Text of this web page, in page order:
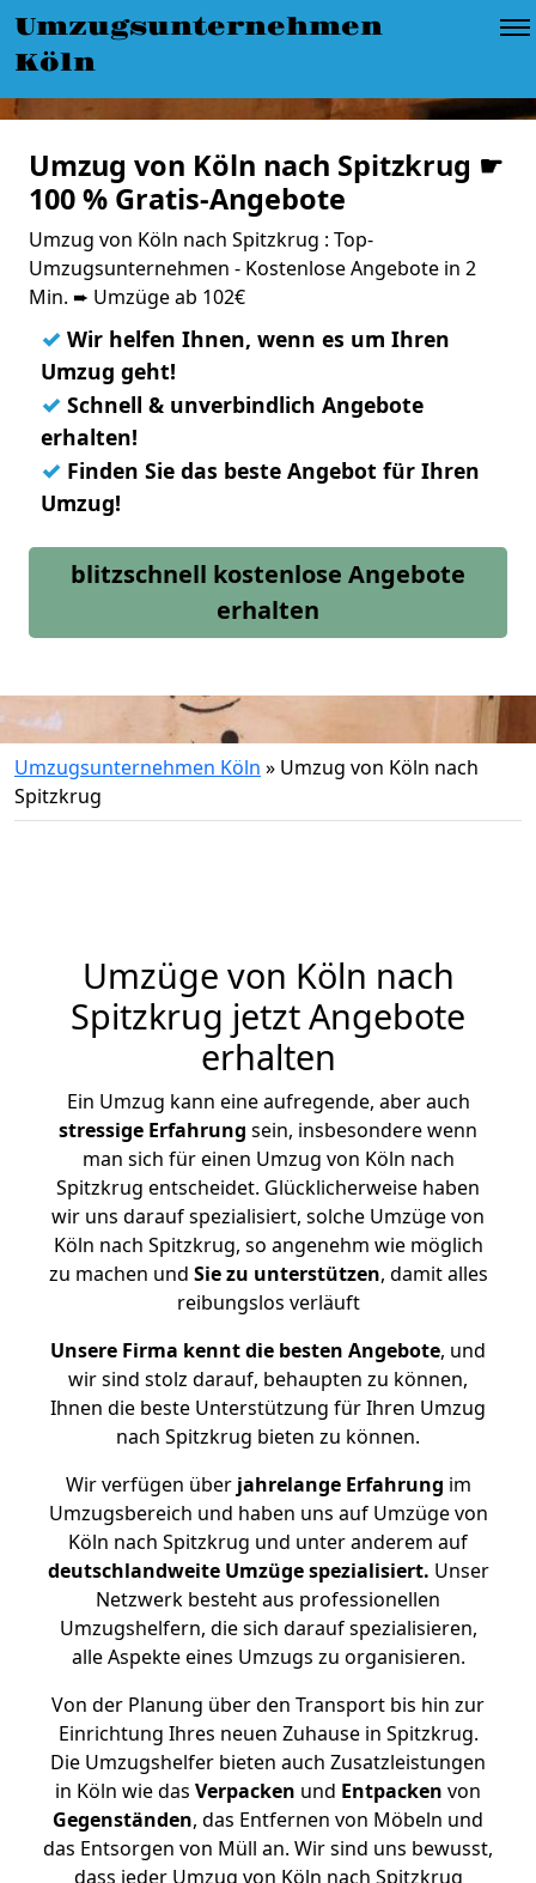
Umzugsunternehmen
Köln
Umzug von Köln nach Spitzkrug ☛
100 % Gratis-Angebote
Umzug von Köln nach Spitzkrug : Top-
Umzugsunternehmen - Kostenlose Angebote in 2
Min. ➨ Umzüge ab 102€
✓ Wir helfen Ihnen, wenn es um Ihren
Umzug geht!
✓ Schnell & unverbindlich Angebote
erhalten!
✓ Finden Sie das beste Angebot für Ihren
Umzug!
blitzschnell kostenlose Angebote
erhalten
Umzugsunternehmen Köln » Umzug von Köln nach
Spitzkrug
Umzüge von Köln nach
Spitzkrug jetzt Angebote
erhalten
Ein Umzug kann eine aufregende, aber auch
stressige Erfahrung sein, insbesondere wenn
man sich für einen Umzug von Köln nach
Spitzkrug entscheidet. Glücklicherweise haben
wir uns darauf spezialisiert, solche Umzüge von
Köln nach Spitzkrug, so angenehm wie möglich
zu machen und Sie zu unterstützen, damit alles
reibungslos verläuft
Unsere Firma kennt die besten Angebote, und
wir sind stolz darauf, behaupten zu können,
Ihnen die beste Unterstützung für Ihren Umzug
nach Spitzkrug bieten zu können.
Wir verfügen überjahrelange Erfahrung im
Umzugsbereich und haben uns auf Umzüge von
Köln nach Spitzkrug und unter anderem auf
deutschlandweite Umzüge spezialisiert. Unser
Netzwerk besteht aus professionellen
Umzugshelfern, die sich darauf spezialisieren,
alle Aspekte eines Umzugs zu organisieren.
Von der Planung über den Transport bis hin zur
Einrichtung Ihres neuen Zuhause in Spitzkrug.
Die Umzugshelfer bieten auch Zusatzleistungen
in Köln wie das Verpacken und Entpacken von
Gegenständen, das Entfernen von Möbeln und
das Entsorgen von Müll an. Wir sind uns bewusst,
dass jeder Umzug von Köln nach Spitzkrug